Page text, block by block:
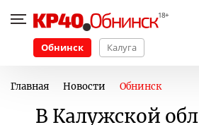
Обнинск Калуга
Главная Новости Обнинск
В Калужской